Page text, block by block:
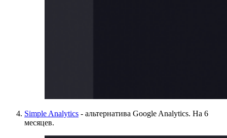
Simple Analytics - альтернатива Google Analytics. На 6
месяцев.